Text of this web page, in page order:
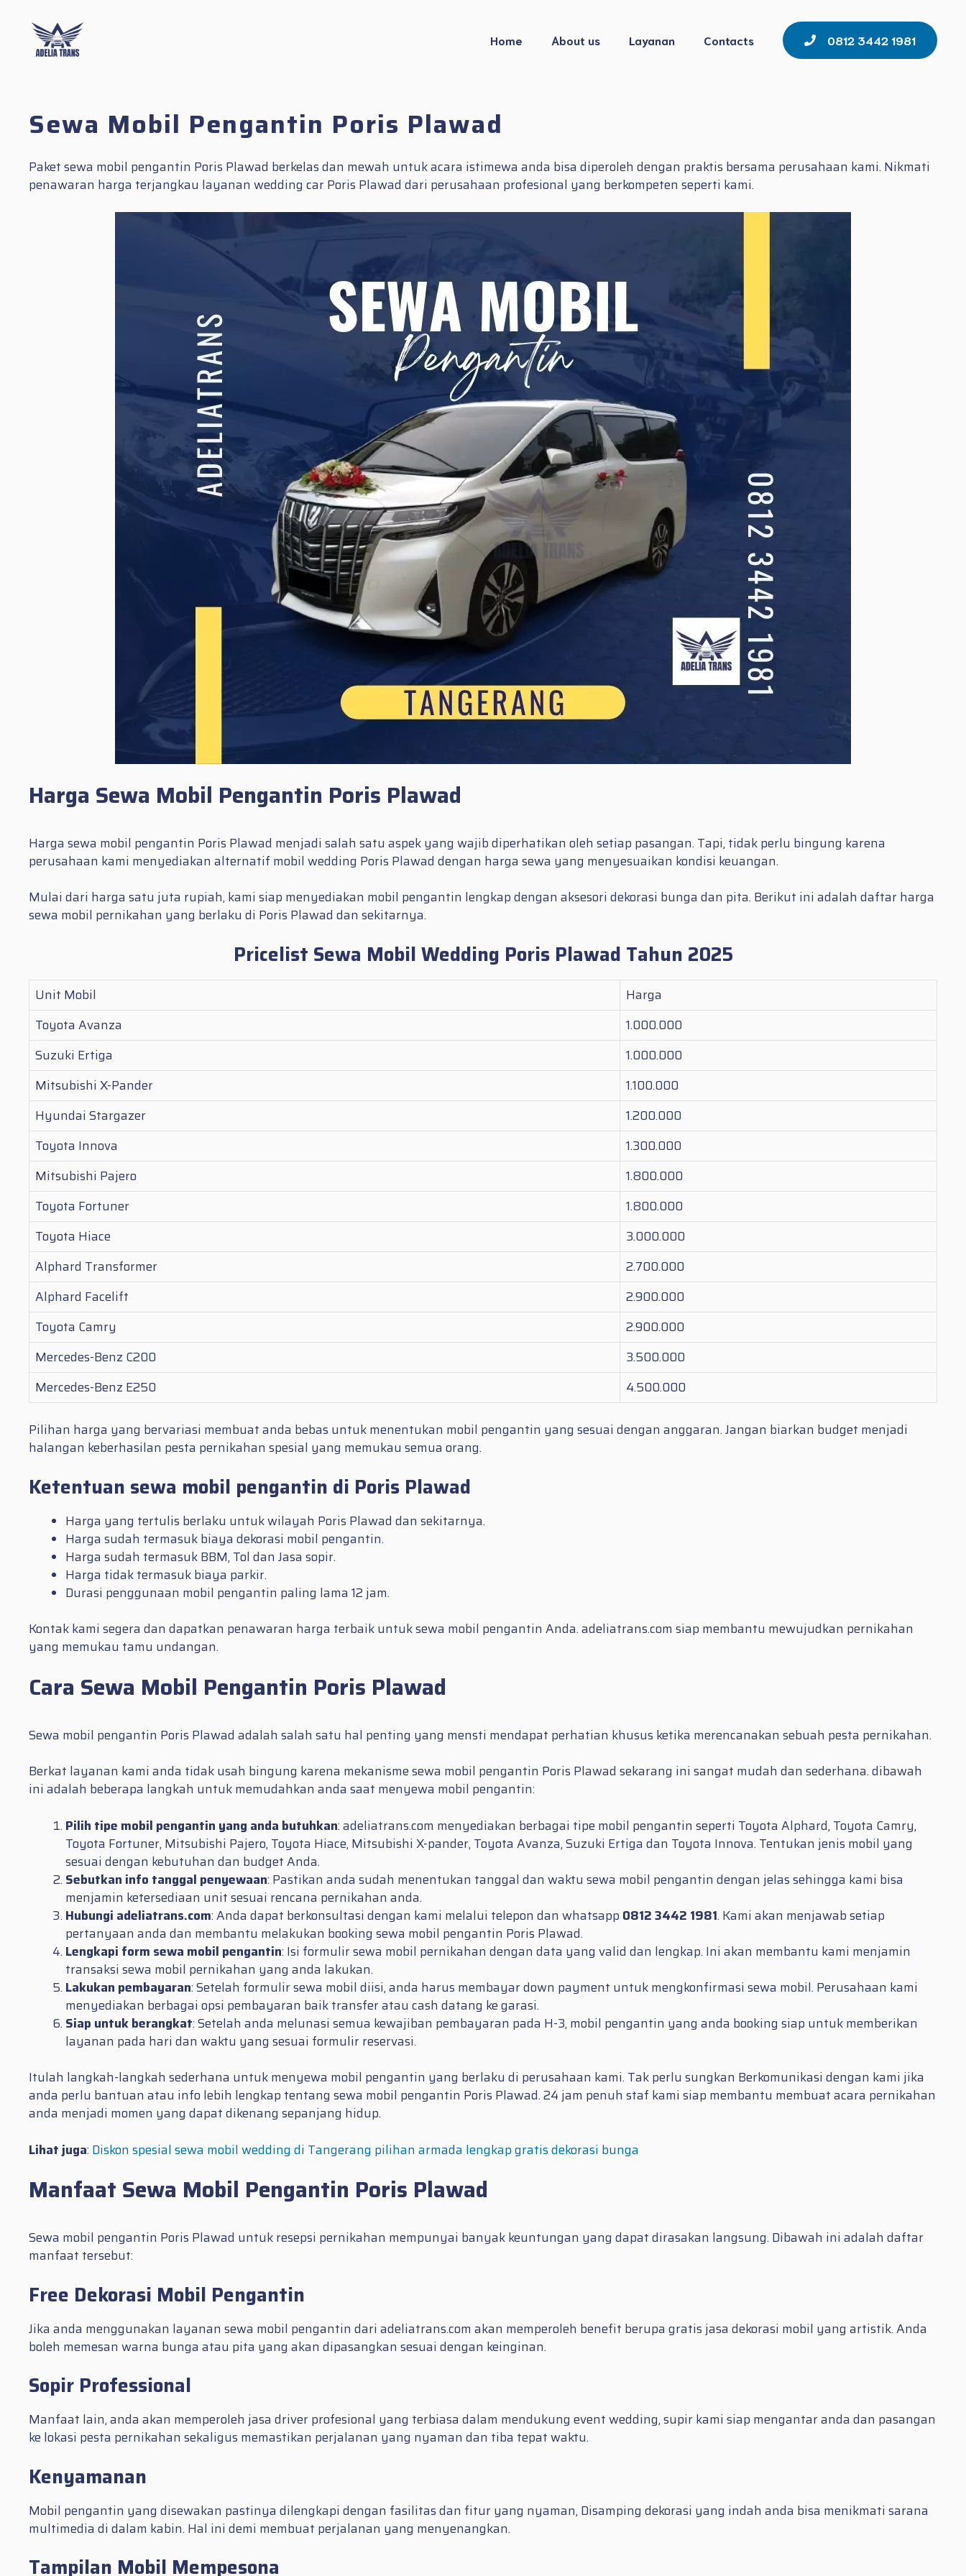
content
Home About us Layanan Contacts 0812 3442 1981
Sewa Mobil Pengantin Poris Plawad
Paket sewa mobil pengantin Poris Plawad berkelas dan mewah untuk acara istimewa anda bisa diperoleh dengan praktis bersama perusahaan kami. Nikmati
penawaran harga terjangkau layanan wedding car Poris Plawad dari perusahaan profesional yang berkompeten seperti kami.
Harga Sewa Mobil Pengantin Poris Plawad
Harga sewa mobil pengantin Poris Plawad menjadi salah satu aspek yang wajib diperhatikan oleh setiap pasangan. Tapi, tidak perlu bingung karena
perusahaan kami menyediakan alternatif mobil wedding Poris Plawad dengan harga sewa yang menyesuaikan kondisi keuangan.
Mulai dari harga satu juta rupiah, kami siap menyediakan mobil pengantin lengkap dengan aksesori dekorasi bunga dan pita. Berikut ini adalah daftar harga
sewa mobil pernikahan yang berlaku di Poris Plawad dan sekitarnya.
Pricelist Sewa Mobil Wedding Poris Plawad Tahun 2025
Unit Mobil
Harga
Toyota Avanza
1.000.000
Suzuki Ertiga
1.000.000
Mitsubishi X-Pander
1.100.000
Hyundai Stargazer
1.200.000
Toyota Innova
1.300.000
Mitsubishi Pajero
1.800.000
Toyota Fortuner
1.800.000
Toyota Hiace
3.000.000
Alphard Transformer
2.700.000
Alphard Facelift
2.900.000
Toyota Camry
2.900.000
Mercedes-Benz C200
3.500.000
Mercedes-Benz E250
4.500.000
Pilihan harga yang bervariasi membuat anda bebas untuk menentukan mobil pengantin yang sesuai dengan anggaran. Jangan biarkan budget menjadi
halangan keberhasilan pesta pernikahan spesial yang memukau semua orang.
Ketentuan sewa mobil pengantin di Poris Plawad
Harga yang tertulis berlaku untuk wilayah Poris Plawad dan sekitarnya.
Harga sudah termasuk biaya dekorasi mobil pengantin.
Harga sudah termasuk BBM, Tol dan Jasa sopir.
Harga tidak termasuk biaya parkir.
Durasi penggunaan mobil pengantin paling lama 12 jam.
Kontak kami segera dan dapatkan penawaran harga terbaik untuk sewa mobil pengantin Anda. adeliatrans.com siap membantu mewujudkan pernikahan
yang memukau tamu undangan.
Cara Sewa Mobil Pengantin Poris Plawad
Sewa mobil pengantin Poris Plawad adalah salah satu hal penting yang mensti mendapat perhatian khusus ketika merencanakan sebuah pesta pernikahan.
Berkat layanan kami anda tidak usah bingung karena mekanisme sewa mobil pengantin Poris Plawad sekarang ini sangat mudah dan sederhana. dibawah
ini adalah beberapa langkah untuk memudahkan anda saat menyewa mobil pengantin:
Pilih tipe mobil pengantin yang anda butuhkan: adeliatrans.com menyediakan berbagai tipe mobil pengantin seperti Toyota Alphard, Toyota Camry,
Toyota Fortuner, Mitsubishi Pajero, Toyota Hiace, Mitsubishi X-pander, Toyota Avanza, Suzuki Ertiga dan Toyota Innova. Tentukan jenis mobil yang
sesuai dengan kebutuhan dan budget Anda.
Sebutkan info tanggal penyewaan: Pastikan anda sudah menentukan tanggal dan waktu sewa mobil pengantin dengan jelas sehingga kami bisa
menjamin ketersediaan unit sesuai rencana pernikahan anda.
Hubungi adeliatrans.com: Anda dapat berkonsultasi dengan kami melalui telepon dan whatsapp 0812 3442 1981. Kami akan menjawab setiap
pertanyaan anda dan membantu melakukan booking sewa mobil pengantin Poris Plawad.
Lengkapi form sewa mobil pengantin: Isi formulir sewa mobil pernikahan dengan data yang valid dan lengkap. Ini akan membantu kami menjamin
transaksi sewa mobil pernikahan yang anda lakukan.
Lakukan pembayaran: Setelah formulir sewa mobil diisi, anda harus membayar down payment untuk mengkonfirmasi sewa mobil. Perusahaan kami
menyediakan berbagai opsi pembayaran baik transfer atau cash datang ke garasi.
Siap untuk berangkat: Setelah anda melunasi semua kewajiban pembayaran pada H-3, mobil pengantin yang anda booking siap untuk memberikan
layanan pada hari dan waktu yang sesuai formulir reservasi.
Itulah langkah-langkah sederhana untuk menyewa mobil pengantin yang berlaku di perusahaan kami. Tak perlu sungkan Berkomunikasi dengan kami jika
anda perlu bantuan atau info lebih lengkap tentang sewa mobil pengantin Poris Plawad. 24 jam penuh staf kami siap membantu membuat acara pernikahan
anda menjadi momen yang dapat dikenang sepanjang hidup.
Lihat juga: Diskon spesial sewa mobil wedding di Tangerang pilihan armada lengkap gratis dekorasi bunga
Manfaat Sewa Mobil Pengantin Poris Plawad
Sewa mobil pengantin Poris Plawad untuk resepsi pernikahan mempunyai banyak keuntungan yang dapat dirasakan langsung. Dibawah ini adalah daftar
manfaat tersebut:
Free Dekorasi Mobil Pengantin
Jika anda menggunakan layanan sewa mobil pengantin dari adeliatrans.com akan memperoleh benefit berupa gratis jasa dekorasi mobil yang artistik. Anda
boleh memesan warna bunga atau pita yang akan dipasangkan sesuai dengan keinginan.
Sopir Professional
Manfaat lain, anda akan memperoleh jasa driver profesional yang terbiasa dalam mendukung event wedding, supir kami siap mengantar anda dan pasangan
ke lokasi pesta pernikahan sekaligus memastikan perjalanan yang nyaman dan tiba tepat waktu.
Kenyamanan
Mobil pengantin yang disewakan pastinya dilengkapi dengan fasilitas dan fitur yang nyaman, Disamping dekorasi yang indah anda bisa menikmati sarana
multimedia di dalam kabin. Hal ini demi membuat perjalanan yang menyenangkan.
Tampilan Mobil Mempesona